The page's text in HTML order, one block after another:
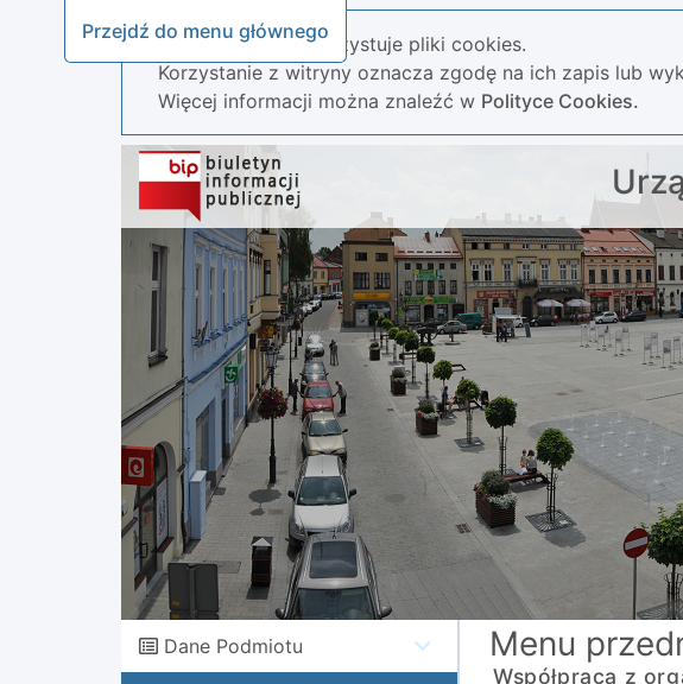
Przejdź do menu głównego
Nasza strona wykorzystuje pliki cookies.
Korzystanie z witryny oznacza zgodę na ich zapis lub
Więcej informacji można znaleźć w Polityce Cookies.
Dane Podmiotu Menu
Współpraca z